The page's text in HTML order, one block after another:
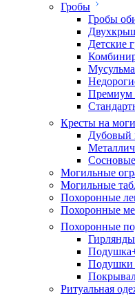
Гробы
Гробы
Детские
Премиум
Кресты на
Дубовый
Могильные
Могильные
Похоронные
Похоронные
Похоронные
Подушки
Ритуальная